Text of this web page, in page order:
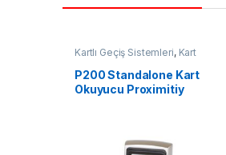
Kartlı Geçiş Sistemleri, Kart
Okuyucu
P200 Standalone Kart
Okuyucu Proximitiy